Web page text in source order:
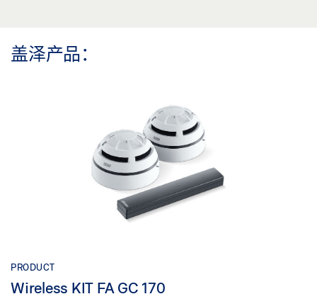
盖泽产品：
PRODUCT
Wireless KIT FA GC 170